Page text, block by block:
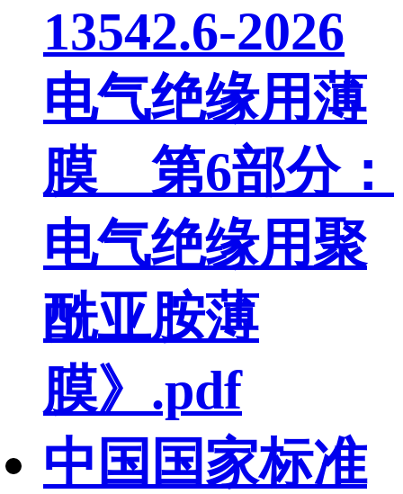
13542.6-2026
电气绝缘用薄
膜 第6部分：
电气绝缘用聚
酰亚胺薄
膜》.pdf
中国国家标准